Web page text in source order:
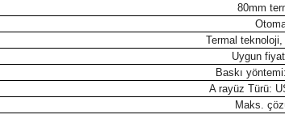
80mm
Termal
Uygun
Baskı
A rayüz Türü:
Maks.